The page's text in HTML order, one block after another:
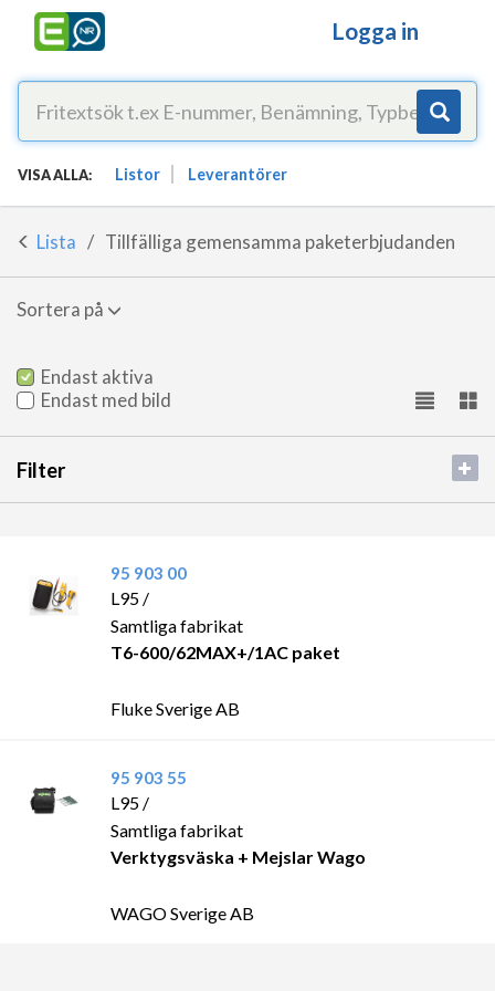
Logga in
VISA ALLA: Listor Leverantörer
Lista Tillfälliga gemensamma paketerbjudanden
Sortera på
Endast aktiva
Endast med bild
Filter
95 903 00
L95 /
Samtliga fabrikat
T6-600/62MAX+/1AC paket
Fluke Sverige AB
95 903 55
L95 /
Samtliga fabrikat
Verktygsväska + Mejslar Wago
WAGO Sverige AB